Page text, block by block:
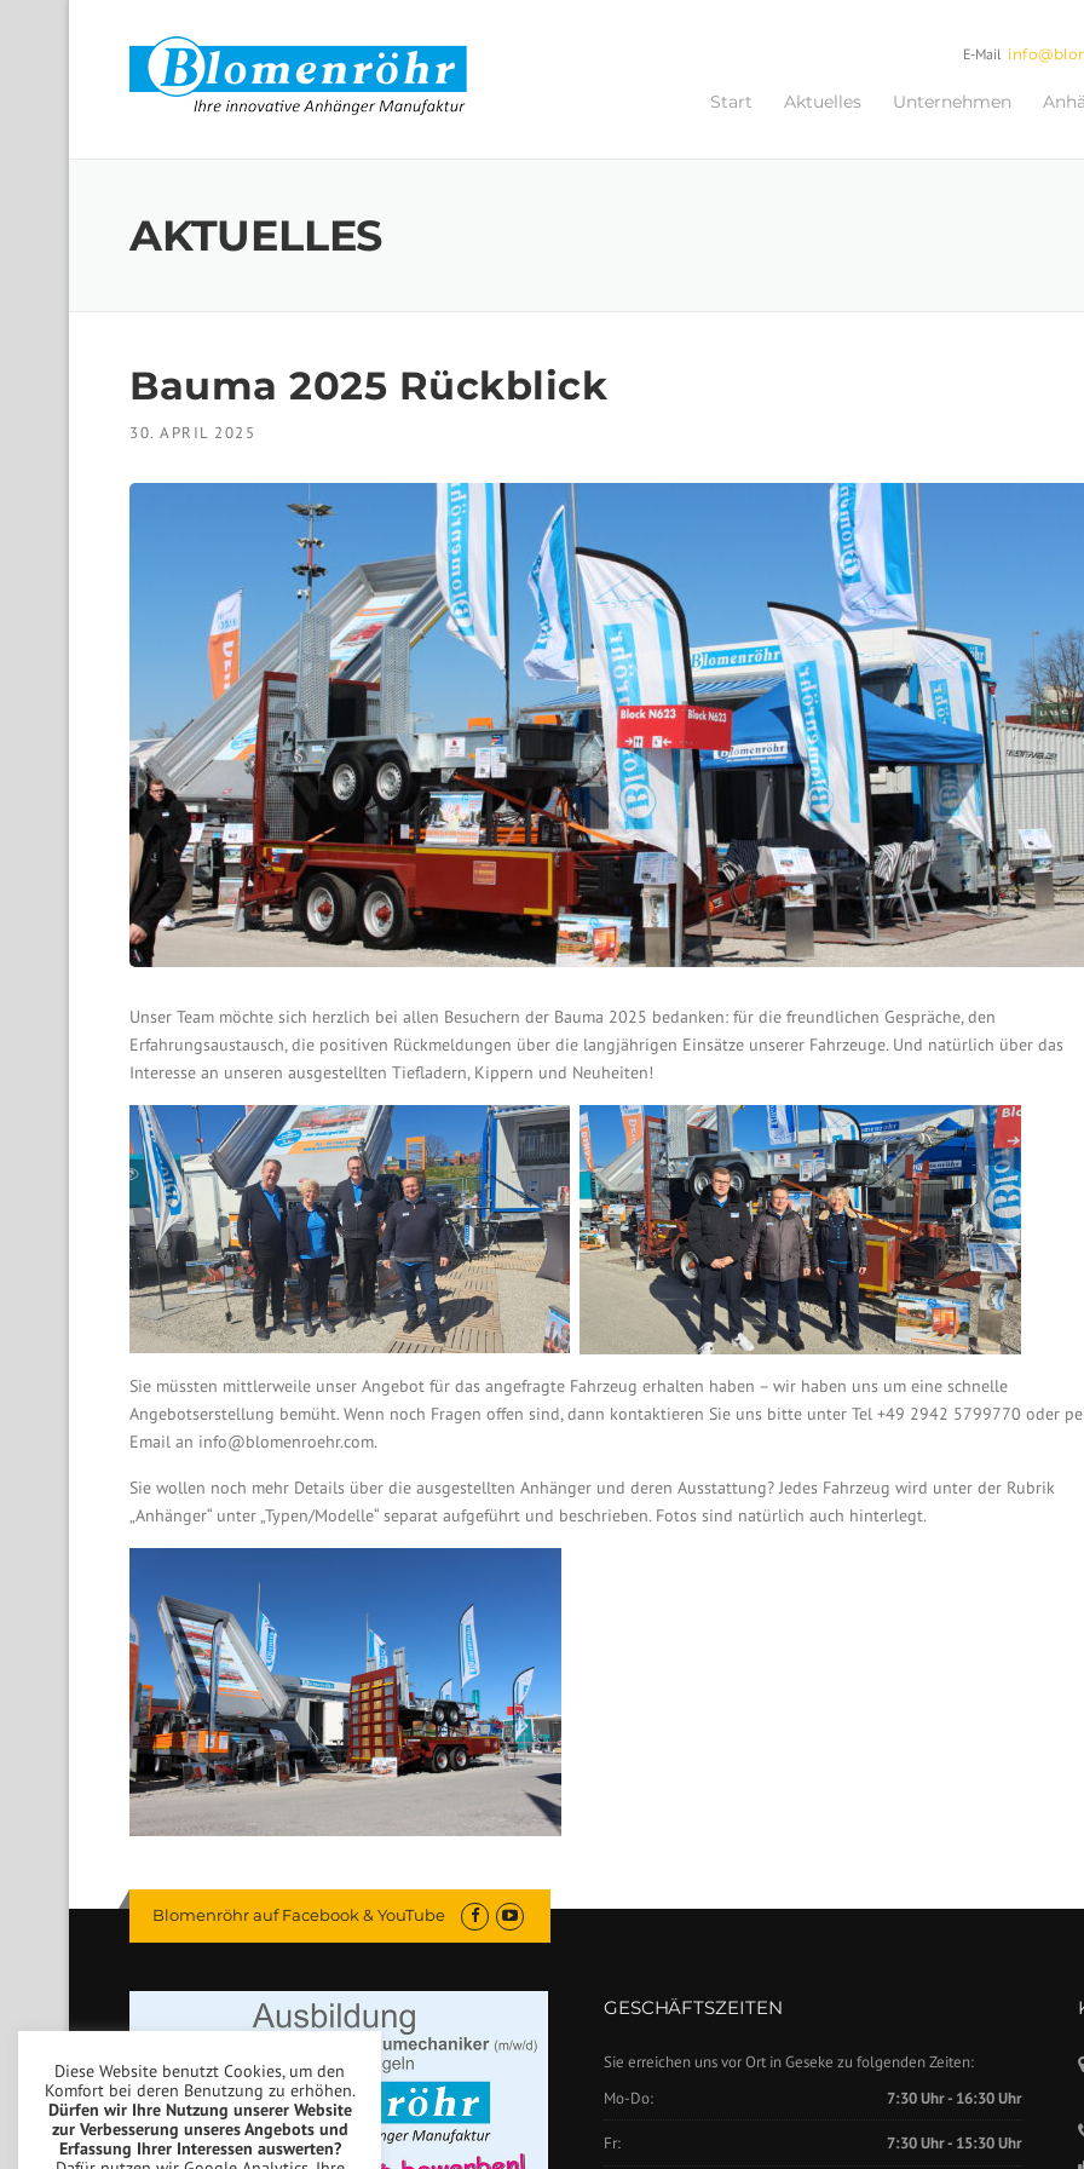
E-Mail
Start Aktuelles Unternehmen
AKTUELLES
Bauma 2025 Rückblick
30. APRIL 2025
Unser Team möchte sich herzlich bei allen Besuchern der Bauma 2025 bedanken: für die freundlichen Gespräche, den
Erfahrungsaustausch, die positiven Rückmeldungen über die langjährigen Einsätze unserer Fahrzeuge. Und natürlich über das
Interesse an unseren ausgestellten Tiefladern, Kippern und Neuheiten!
Sie müssten mittlerweile unser Angebot für das angefragte Fahrzeug erhalten haben – wir haben uns um eine schnelle
Angebotserstellung bemüht. Wenn noch Fragen offen sind, dann kontaktieren Sie uns bitte unter Tel +49 2942 5799770 oder
Email an info@blomenroehr.com.
Sie wollen noch mehr Details über die ausgestellten Anhänger und deren Ausstattung? Jedes Fahrzeug wird unter der Rubrik
„Anhänger“ unter „Typen/Modelle“ separat aufgeführt und beschrieben. Fotos sind natürlich auch hinterlegt.
Blomenröhr auf Facebook & YouTube
GESCHÄFTSZEITEN
Sie erreichen uns vor Ort in Geseke zu folgenden Zeiten:
Mo-Do:
7:30 Uhr - 16:30 Uhr
Fr: 7:30 Uhr - 15:30 Uhr
Diese Website benutzt Cookies, um den
Komfort bei deren Benutzung zu erhöhen.
Dürfen wir Ihre Nutzung unserer Website
zur Verbesserung unseres Angebots und
Erfassung Ihrer Interessen auswerten?